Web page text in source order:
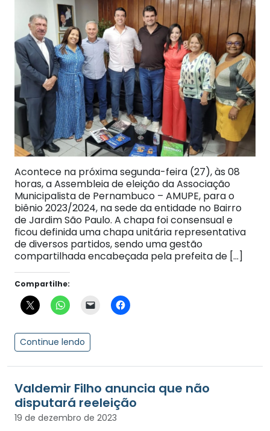
Acontece na próxima segunda-feira (27), às 08
horas, a Assembleia de eleição da Associação
Municipalista de Pernambuco – AMUPE, para o
biênio 2023/2024, na sede da entidade no Bairro
de Jardim São Paulo. A chapa foi consensual e
ficou definida uma chapa unitária representativa
de diversos partidos, sendo uma gestão
compartilhada encabeçada pela prefeita de […]
Compartilhe:
Continue lendo
Valdemir Filho anuncia que não
disputará reeleição
19 de dezembro de 2023